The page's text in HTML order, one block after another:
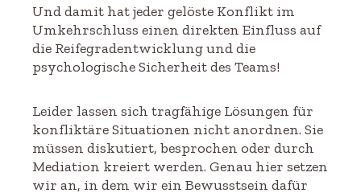
Und damit hat jeder gelöste Konflikt im
Umkehrschluss einen direkten Einfluss auf
die Reifegradentwicklung und die
psychologische Sicherheit des Teams!
Leider lassen sich tragfähige Lösungen für
konfliktäre Situationen nicht anordnen. Sie
müssen diskutiert, besprochen oder durch
Mediation kreiert werden. Genau hier setzen
wir an, in dem wir ein Bewusstsein dafür